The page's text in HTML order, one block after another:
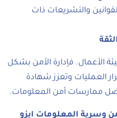
والتشريعات ذات
الأعمال. فإدارة الأمن بشكل
العمليات وتعزز شهادة
ممارسات أمن المعلومات.
وسرية المعلومات ايزو